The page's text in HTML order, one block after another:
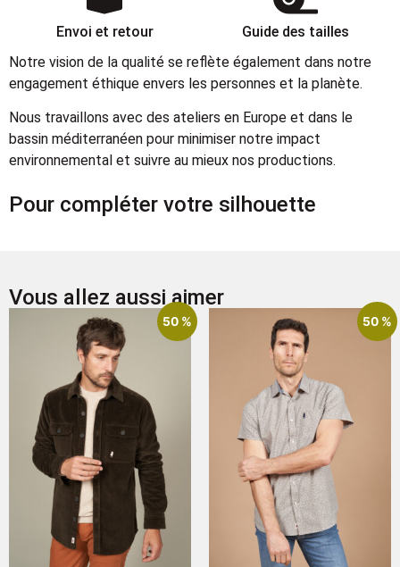
Envoi et retour
Guide des tailles
Notre vision de la qualité se reflète également dans notre
engagement éthique envers les personnes et la planète.
Nous travaillons avec des ateliers en Europe et dans le
bassin méditerranéen pour minimiser notre impact
environnemental et suivre au mieux nos productions.
Pour compléter votre silhouette
Vous allez aussi aimer
50 % 50 %